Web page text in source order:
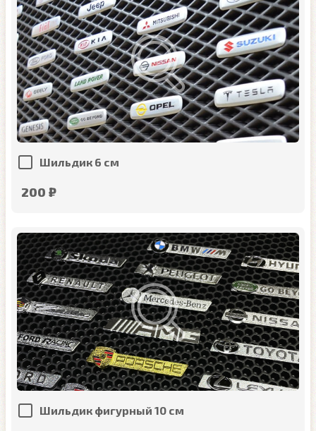
Шильдик 6 см
200 ₽
Шильдик фигурный 10 см